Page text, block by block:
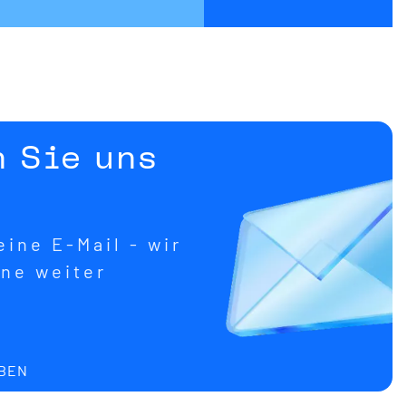
Sie uns
E-Mail - wir
weiter